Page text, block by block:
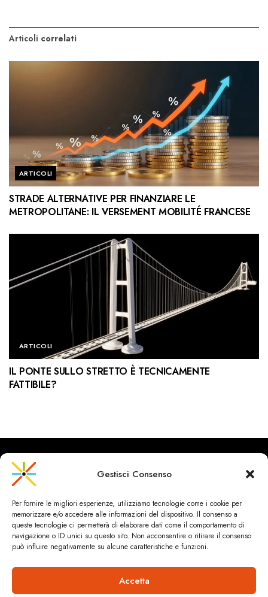
Gestisci Consenso
Per fornire le migliori esperienze, utilizziamo tecnologie come i cookie per
memorizzare e/o accedere alle informazioni del dispositivo. Il consenso a
queste tecnologie ci permetterà di elaborare dati come il comportamento di
navigazione o ID unici su questo sito. Non acconsentire o ritirare il consenso
può influire negativamente su alcune caratteristiche e funzioni.
Accetta
Articoli correlati
ARTICOLI
STRADE ALTERNATIVE PER FINANZIARE LE
METROPOLITANE: IL VERSEMENT MOBILITÉ FRANCESE
ARTICOLI
IL PONTE SULLO STRETTO È TECNICAMENTE
FATTIBILE?
Principio d'incendio per un